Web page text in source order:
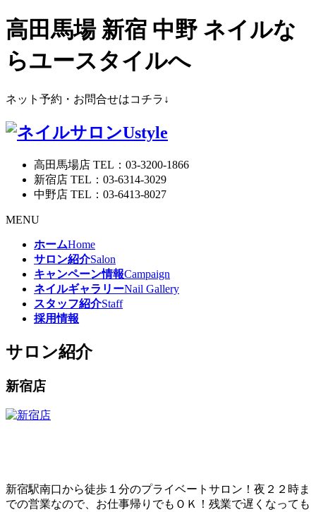
高田馬場 新宿 中野 ネイルな
らユースタイルへ
ネット予約・お問合せはコチラ↓
高田馬場店 TEL：03-3200-1866
新宿店 TEL：03-6314-3029
中野店 TEL：03-6413-8027
MENU
ホームHome
サロン紹介Salon
キャンペーン情報Campaign
ネイルギャラリーNail Gallery
スタッフ紹介Staff
採用情報
サロン紹介
新宿店
新宿駅南口から徒歩１分のプライベートサロン！夜２２時ま
での営業なので、お仕事帰りでもＯＫ！残業で遅くなっても